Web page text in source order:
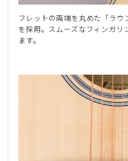
フレットの両端を丸めた「ラウ
を採用。スムーズなフィンガリ
ます。